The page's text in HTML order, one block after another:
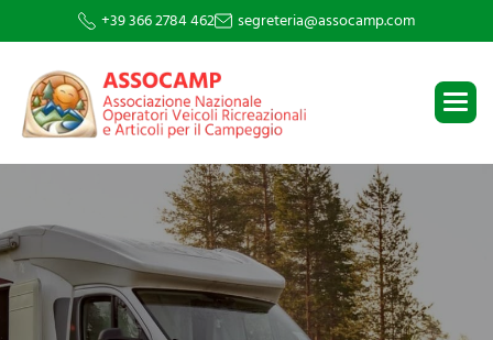
+39 366 2784 462 segreteria@assocamp.com